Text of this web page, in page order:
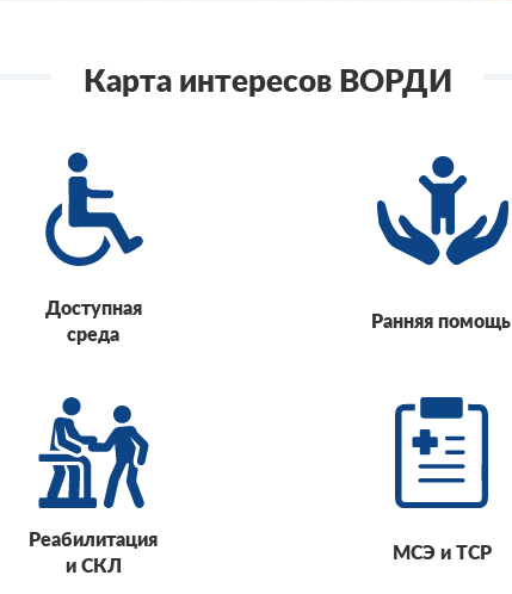
Доступная
среда
Ранняя помощь
Реабилитация
и СКЛ
МСЭ и ТСР
Карта интересов ВОРДИ